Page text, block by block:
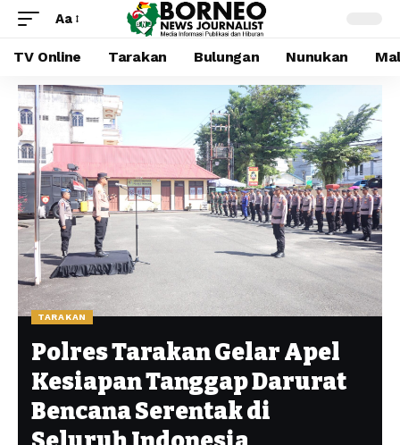
Aa
TV Online Tarakan Bulungan Nunukan
TARAKAN
Polres Tarakan Gelar Apel
Kesiapan Tanggap Darurat
Bencana Serentak di